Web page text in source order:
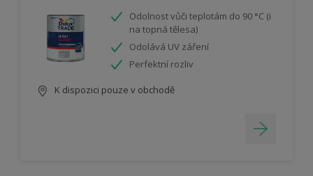
Odolnost vůči teplotám do 90 °C (i
na topná tělesa)
Odolává UV záření
Perfektní rozliv
K dispozici pouze v obchodě